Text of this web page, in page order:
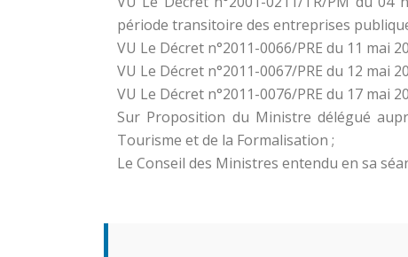
période transitoire des entreprises
VU Le Décret n°2011-0066/PRE du 11
VU Le Décret n°2011-0067/PRE du 12
VU Le Décret n°2011-0076/PRE du 17
Sur Proposition du Ministre délégué
Tourisme et de la Formalisation ;
Le Conseil des Ministres entendu en sa